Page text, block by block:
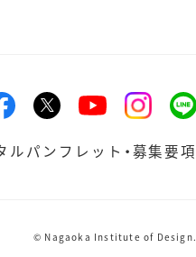
ルパンフレット・募集要項
© Nagaoka Institute of Design.